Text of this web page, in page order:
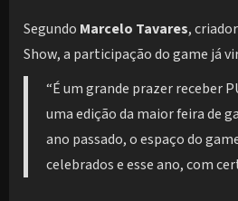
Segundo Marcelo Tavares,
Show, a participação do game já
“É um grande prazer receber
uma edição da maior feira de
ano passado, o espaço do
celebrados e esse ano, com